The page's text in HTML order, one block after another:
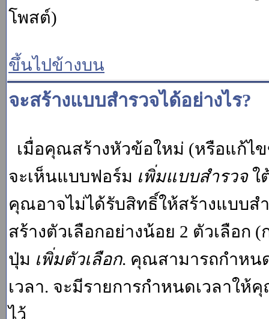
โพสต์)
ขึ้นไปข้างบน
จะสร้างแบบสำรวจได้อย่างไร?
เมื่อคุณสร้างหัวข้อใหม่ (หรือแก้
จะเห็นแบบฟอร์ม เพิ่มแบบสำรวจใ
คุณอาจไม่ได้รับสิทธิ์ให้สร้างแบบส
สร้างตัวเลือกอย่างน้อย 2 ตัวเลือก
ปุ่ม เพิ่มตัวเลือก. คุณสามารถกำหน
เวลา. จะมีรายการกำหนดเวลาให้
ไว้